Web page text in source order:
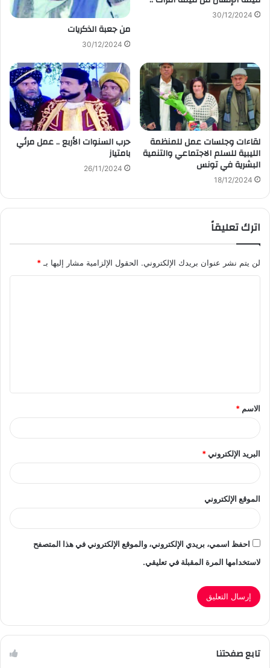
30/12/2024
من جعبة الذكريات
30/12/2024
لقاءات وجلسات عمل للمنظمة
الليبية للسلم الاجتماعي والتنمية
البشرية في تونس
18/12/2024
حرب السنوات الأربع .. عمل مرئي
بامتياز
26/11/2024
اترك تعليقاً
لن يتم نشر عنوان بريدك الإلكتروني. الحقول الإلزامية مشار إليها بـ*
ق
*
الاسم *
البريد الإلكتروني*
الموقع الإلكتروني
احفظ اسمي، بريدي الإلكتروني، والموقع الإلكتروني في هذا المتصفح
لاستخدامها المرة المقبلة في تعليقي.
تابع صفحتنا